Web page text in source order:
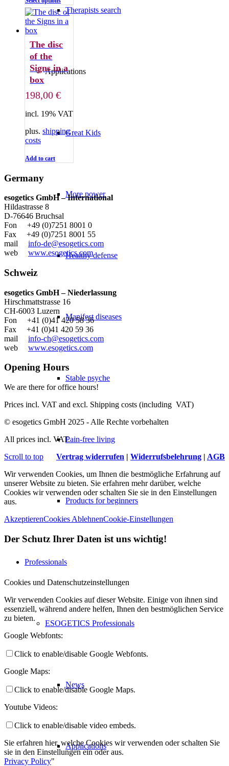
Therapists search
Applications
Great Kids
More power
Healthy defense
Manifest diseases
Stable psyche
Pain-free living
Products for beginners
Professionals
ESOGETICS Professionals
News
Applications
The disc
of the
Signs in a
box
198,00 €
incl. 19% VAT
plus. shipping
costs
Add to cart
Germany
esogetics GmbH – International
Hildastrasse 8
D-76646 Bruchsal
Fon +49 (0)7251 8001 0
Fax +49 (0)7251 8001 55
mail info-de@esogetics.com
web www.esogetics.com
Schweiz
esogetics GmbH – Niederlassung
Hirschmattstrasse 16
CH-6003 Luzern
Fon +41 (0)41 420 58 36
Fax +41 (0)41 420 59 36
mail info-ch@esogetics.com
web www.esogetics.com
Opening Hours
We are there for office hours!
Prices incl. VAT and excl. Shipping costs (including VAT)
© esogetics GmbH 2025 - Alle Rechte vorbehalten
All prices incl. VAT.
Vertrag widerrufen | Widerrufsbelehrung | AGB
Scroll to top
Wir verwenden Cookies, um Ihnen die bestmögliche Erfahrung auf
unserer Website zu bieten. Sie erfahren mehr darüber, welche
Cookies wir verwenden oder schalten Sie sie in den Einstellungen
aus.
AkzeptierenCookies AblehnenCookie-Einstellungen
Der Schutz Ihrer Daten ist uns wichtig!
Cookies und Datenschutzeinstellungen
Wir verwenden Cookies auf dieser Website. Einige von ihnen sind
essenziell, während andere helfen, Ihnen den bestmöglichen Service
zu bieten.
Google Webfonts:
Click to enable/disable Google Webfonts.
Google Maps:
Click to enable/disable Google Maps.
Youtube Videos:
Click to enable/disable video embeds.
Sie erfahren hier, welche Cookies wir verwenden oder schalten Sie
sie in den Einstellungen ein oder aus.
Privacy Policy"